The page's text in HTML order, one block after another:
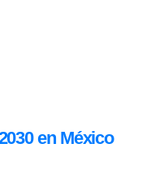
en México